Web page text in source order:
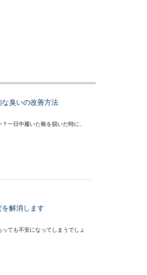
な臭いの改善方法
一日中履いた靴を脱いだ時に、
を解消します
ても不安になってしまうでしょ